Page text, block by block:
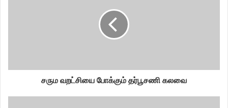
சரும வறட்சியை போக்கும் தர்பூசணி கலவை